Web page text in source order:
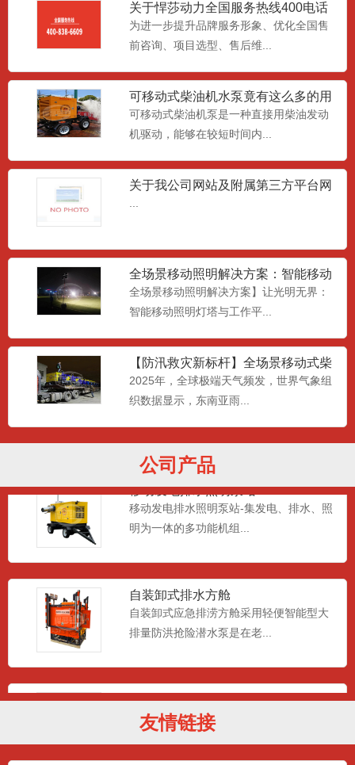
关于悍莎动力全国服务热线400电话
升级变更的公告
为进一步提升品牌服务形象、优化全国售
前咨询、项目选型、售后维...
可移动式柴油机水泵竟有这么多的用
处
可移动式柴油机泵是一种直接用柴油发动
机驱动，能够在较短时间内...
关于我公司网站及附属第三方平台网
...
全场景移动照明解决方案：智能移动
照明灯塔与工作平台，重塑夜
全场景移动照明解决方案】让光明无界：
智能移动照明灯塔与工作平...
【防汛救灾新标杆】全场景移动式柴
油水泵车：全球应急排水解决
2025年，全球极端天气频发，世界气象组
织数据显示，东南亚雨...
公司产品
低扬程大流量防汛泵是轴流式叶轮,永磁同
步潜水电机,具有大流量...
移动式污水泵车
移动式污水泵车一种专为防汛应急和市政
排污而设计的设备。其设计...
应急照明系统
应急照明系统搭载的一款液压升降照明灯
塔，4*1000w的照明...
移动照明工作平台
移动照明工作平台搭载4*1000wLED灯
移动发电排水照明泵站-集发电、排水、照
明为一体的多功能机组...
自装卸式排水方舱
自装卸式应急排涝方舱采用轻便智能型大
排量防洪抢险潜水泵是在老...
真空辅助自吸排水泵车
是由柴油机或电机驱动的抽排水设备；设
备上带有一个分离器水箱，...
友情链接